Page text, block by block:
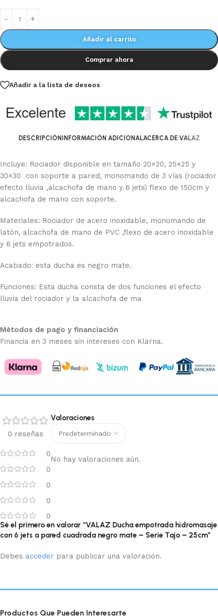
Añadir al carrito
Comprar ahora
Añadir a la lista de deseos
DESCRIPCIÓN INFORMACIÓN ADICIONALACERCA DE VALAZ
Incluye: Rociador disponible en tamaño 20×20, 25×25 y
30×30 con soporte a pared, monomando de 3 vías (rociador
efecto lluvia ,alcachofa de mano y 6 jets) flexo de 150cm y
alcachofa de mano con soporte.
Materiales: Rociador de acero inoxidable, monomando de
latón, alcachofa de mano de PVC ,flexo de acero inoxidable
y 6 jets empotrados.
Acabado: esta ducha es negro mate.
Funciones: Esta ducha consta de dos funciones el efecto
lluvia del rociador y la alcachofa de ma
Métodos de pago y financiación
Financia en 3 meses sin intereses con Klarna.
0 reseñas
0
0
0
0
0
Valoraciones
No hay valoraciones aún.
Sé el primero en valorar “VALAZ Ducha empotrada hidromasaje
con 6 jets a pared cuadrada negro mate – Serie Tajo – 25cm”
Debes acceder para publicar una valoración.
Productos Que Pueden Interesarte